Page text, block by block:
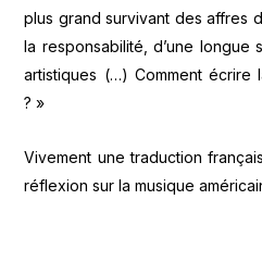
plus grand survivant des affres
la responsabilité, d’une longue
artistiques (…) Comment écrire
? »
Vivement une traduction
réflexion sur la musique